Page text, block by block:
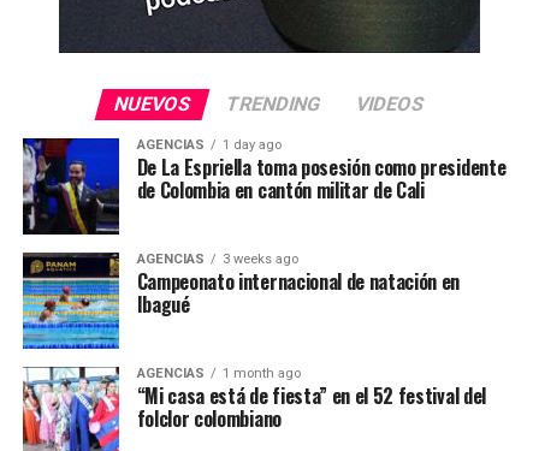
NUEVOS TRENDING VIDEOS
AGENCIAS 1 day ago
De La Espriella toma posesión como presidente
de Colombia en cantón militar de Cali
AGENCIAS 3 weeks ago
Campeonato internacional de natación en
Ibagué
AGENCIAS 1 month ago
“Mi casa está de fiesta” en el 52 festival del
folclor colombiano